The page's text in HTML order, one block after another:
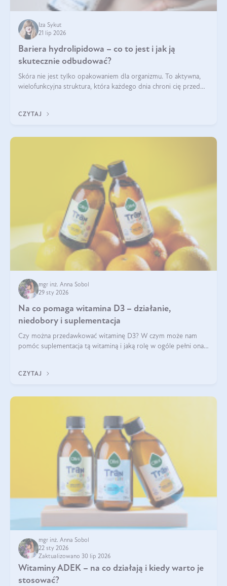
Iza Sykut
21 lip 2026
Bariera hydrolipidowa – co to jest i jak ją
skutecznie odbudować?
Skóra nie jest tylko opakowaniem dla organizmu. To aktywna,
wielofunkcyjna struktura, która każdego dnia chroni cię przed
bariera hydrolipidowa.
CZYTAJ
mgr inż. Anna Sobol
29 sty 2026
Na co pomaga witamina D3 – działanie,
niedobory i suplementacja
Czy można przedawkować witaminę D3? W czym może nam
pomóc suplementacja tą witaminą i jaką rolę w ogóle pełni ona
robić?
CZYTAJ
mgr inż. Anna Sobol
22 sty 2026
Zaktualizowano 30 lip 2026
Witaminy ADEK – na co działają i kiedy warto je
stosować?